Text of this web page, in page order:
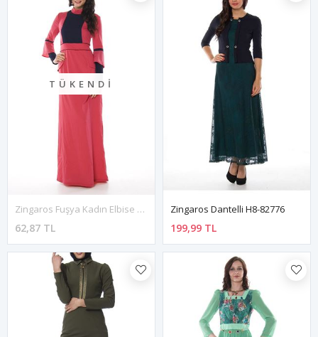
TÜKENDI
Zingaros Fuşya Kadın Elbise H3-82497
62,87 TL
Zingaros Dantelli H8-82776
199,99 TL